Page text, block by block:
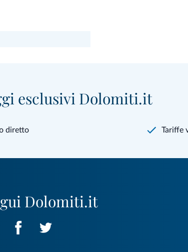
esclusivi Dolomiti.it
diretto Tariffe
Dolomiti.it